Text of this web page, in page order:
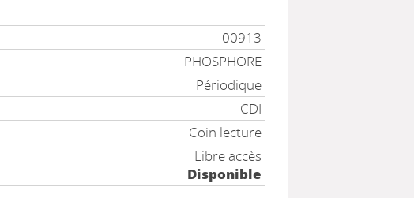
00913
PHOSPHORE
Périodique
CDI
Coin lecture
Libre accès
Disponible